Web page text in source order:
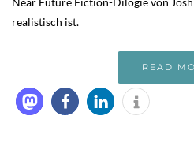
realistisch ist.
READ